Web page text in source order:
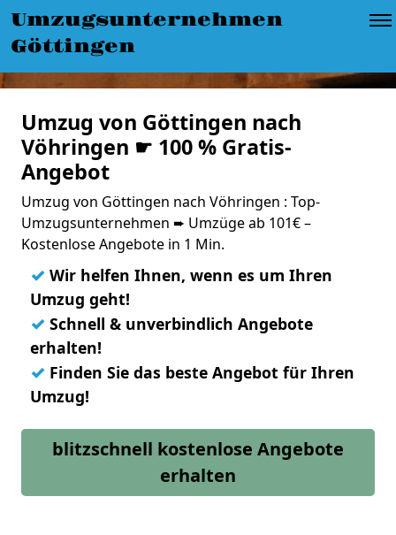
Umzugsunternehmen
Göttingen
Umzug von Göttingen nach
Vöhringen ☛ 100 % Gratis-
Angebot
Umzug von Göttingen nach Vöhringen : Top-
Umzugsunternehmen ➨ Umzüge ab 101€ –
Kostenlose Angebote in 1 Min.
✓ Wir helfen Ihnen, wenn es um Ihren
Umzug geht!
✓ Schnell & unverbindlich Angebote
erhalten!
✓ Finden Sie das beste Angebot für Ihren
Umzug!
blitzschnell kostenlose Angebote
erhalten